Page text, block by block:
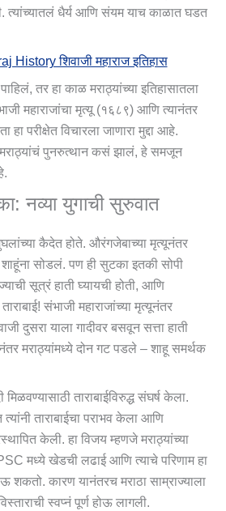
त्यांच्यातलं धैर्य आणि संयम याच काळात घडत
History शिवाजी महाराज इतिहास
तर हा काळ मराठ्यांच्या इतिहासातला
महाराजांचा मृत्यू (१६८९) आणि त्यानंतर
हा परीक्षेत विचारला जाणारा मुद्दा आहे.
पुनरुत्थान कसं झालं, हे समजून
नव्या युगाची सुरुवात
कैदेत होते. औरंगजेबाच्या मृत्यूनंतर
शाहूंना सोडलं. पण ही सुटका इतकी सोपी
सूत्रं हाती घ्यायची होती, आणि
संभाजी महाराजांच्या मृत्यूनंतर
दुसरा याला गादीवर बसवून सत्ता हाती
मराठ्यांमध्ये दोन गट पडले – शाहू समर्थक
ताराबाईविरुद्ध संघर्ष केला.
ताराबाईचा पराभव केला आणि
केली. हा विजय म्हणजे मराठ्यांच्या
मध्ये खेडची लढाई आणि त्याचे परिणाम हा
शकतो. कारण यानंतरच मराठा साम्राज्याला
स्वप्नं पूर्ण होऊ लागली.